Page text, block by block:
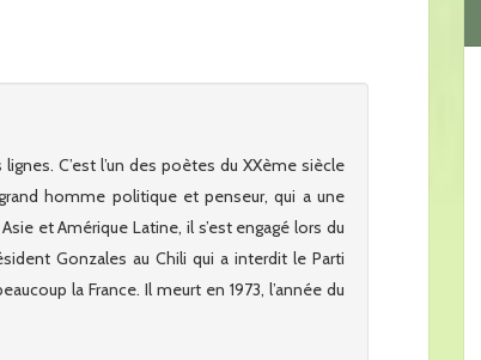
C’est l’un des poètes du XXème siècle
homme politique et penseur, qui a une
et Amérique Latine, il s’est engagé lors du
Gonzales au Chili qui a interdit le Parti
la France. Il meurt en 1973, l’année du